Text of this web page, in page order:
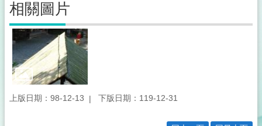
相關圖片
上版日期：98-12-13 下版日期：119-12-31